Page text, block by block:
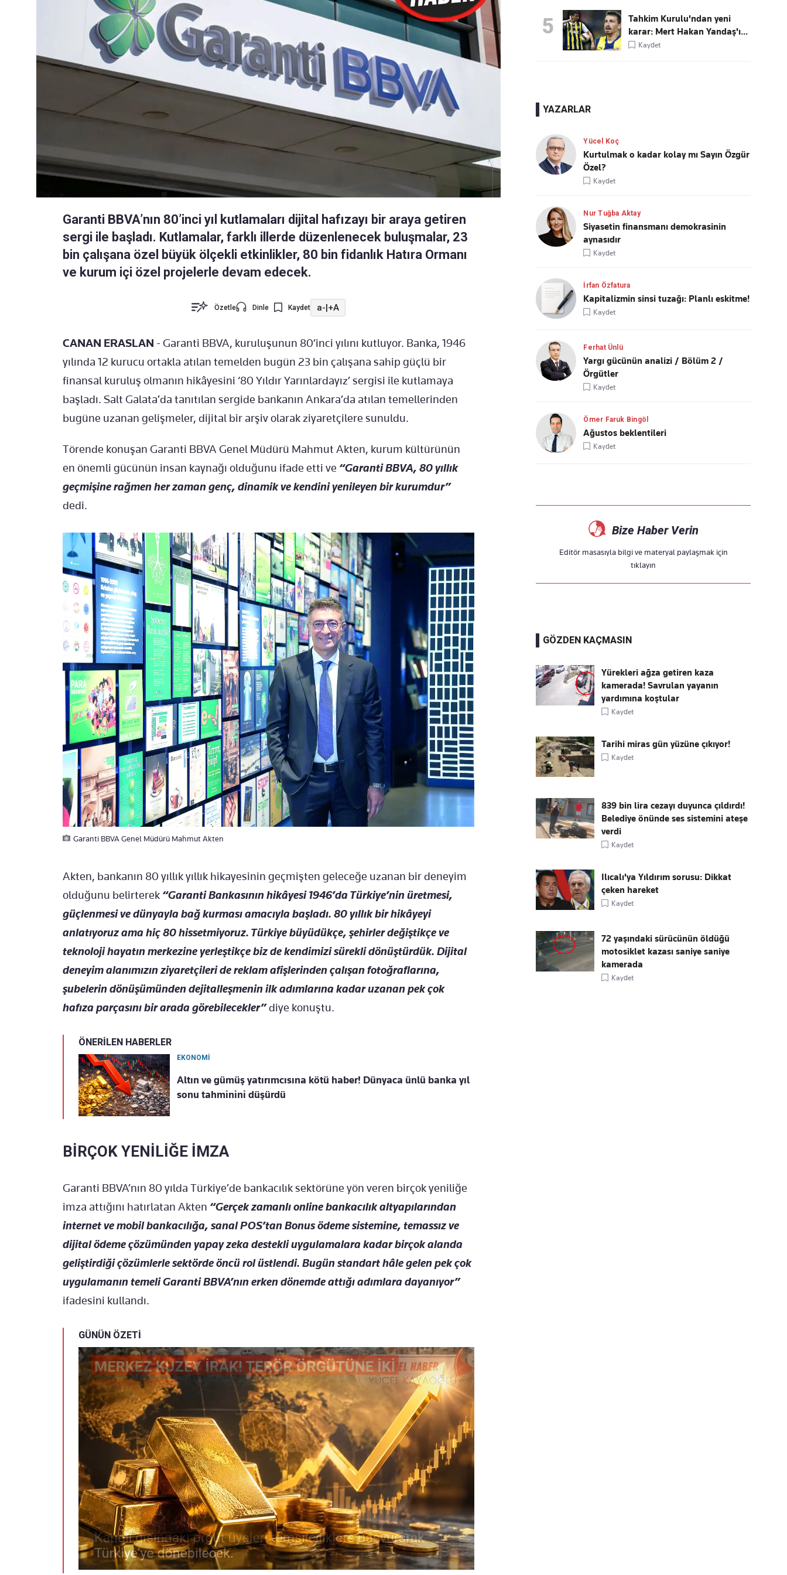
Garanti BBVA’nın 80’inci yıl kutlamaları dijital hafızayı bir araya getiren
sergi ile başladı. Kutlamalar, farklı illerde düzenlenecek buluşmalar, 23
bin çalışana özel büyük ölçekli etkinlikler, 80 bin fidanlık Hatıra Ormanı
ve kurum içi özel projelerle devam edecek.
Özetle Dinle Kaydet a-|+A
CANAN ERASLAN - Garanti BBVA, kuruluşunun 80’inci yılını kutluyor. Banka, 1946
yılında 12 kurucu ortakla atılan temelden bugün 23 bin çalışana sahip güçlü bir
finansal kuruluş olmanın hikâyesini ‘80 Yıldır Yarınlardayız’ sergisi ile kutlamaya
başladı. Salt Galata’da tanıtılan sergide bankanın Ankara’da atılan temellerinden
bugüne uzanan gelişmeler, dijital bir arşiv olarak ziyaretçilere sunuldu.
Törende konuşan Garanti BBVA Genel Müdürü Mahmut Akten, kurum kültürünün
en önemli gücünün insan kaynağı olduğunu ifade etti ve “Garanti BBVA, 80 yıllık
geçmişine rağmen her zaman genç, dinamik ve kendini yenileyen bir kurumdur”
dedi.
Garanti BBVA Genel Müdürü Mahmut Akten
Akten, bankanın 80 yıllık yıllık hikayesinin geçmişten geleceğe uzanan bir deneyim
olduğunu belirterek “Garanti Bankasının hikâyesi 1946’da Türkiye’nin üretmesi,
güçlenmesi ve dünyayla bağ kurması amacıyla başladı. 80 yıllık bir hikâyeyi
anlatıyoruz ama hiç 80 hissetmiyoruz. Türkiye büyüdükçe, şehirler değiştikçe ve
teknoloji hayatın merkezine yerleştikçe biz de kendimizi sürekli dönüştürdük. Dijital
deneyim alanımızın ziyaretçileri de reklam afişlerinden çalışan fotoğraflarına,
şubelerin dönüşümünden dejitalleşmenin ilk adımlarına kadar uzanan pek çok
hafıza parçasını bir arada görebilecekler”diye konuştu.
ÖNERİLEN HABERLER
EKONOMİ
Altın ve gümüş yatırımcısına kötü haber! Dünyaca ünlü banka yıl
sonu tahminini düşürdü
BİRÇOK YENİLİĞE İMZA
Garanti BBVA’nın 80 yılda Türkiye’de bankacılık sektörüne yön veren birçok yeniliğe
imza attığını hatırlatan Akten “Gerçek zamanlı online bankacılık altyapılarından
internet ve mobil bankacılığa, sanal POS’tan Bonus ödeme sistemine, temassız ve
dijital ödeme çözümünden yapay zeka destekli uygulamalara kadar birçok alanda
geliştirdiği çözümlerle sektörde öncü rol üstlendi. Bugün standart hâle gelen pek çok
uygulamanın temeli Garanti BBVA’nın erken dönemde attığı adımlara dayanıyor”
ifadesini kullandı.
GÜNÜN ÖZETİ
5
Tahkim Kurulu'ndan yeni
karar: Mert Hakan Yandaş'ı...
Kaydet
YAZARLAR
Yücel Koç
Kurtulmak o kadar kolay mı Sayın Özgür
Özel?
Kaydet
Nur Tuğba Aktay
Siyasetin finansmanı demokrasinin
aynasıdır
Kaydet
İrfan Özfatura
Kapitalizmin sinsi tuzağı: Planlı eskitme!
Kaydet
Ferhat Ünlü
Yargı gücünün analizi / Bölüm 2 /
Örgütler
Kaydet
Ömer Faruk Bingöl
Ağustos beklentileri
Kaydet
Bize Haber Verin
Editör masasıyla bilgi ve materyal paylaşmak için
tıklayın
GÖZDEN KAÇMASIN
Yürekleri ağza getiren kaza
kamerada! Savrulan yayanın
yardımına koştular
Kaydet
Tarihi miras gün yüzüne çıkıyor!
Kaydet
839 bin lira cezayı duyunca çıldırdı!
Belediye önünde ses sistemini ateşe
verdi
Kaydet
Ilıcalı'ya Yıldırım sorusu: Dikkat
çeken hareket
Kaydet
72 yaşındaki sürücünün öldüğü
motosiklet kazası saniye saniye
kamerada
Kaydet